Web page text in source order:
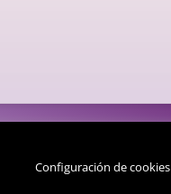
Configuración de cookies